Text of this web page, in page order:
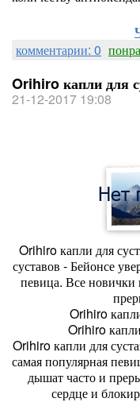
комментарии: 0
Orihiro капли для
21-12-2017 19:08
Orihiro капли для
суставов - Бейонсе
певица. Все новички
Orihiro
Orihiro
Orihiro капли для
самая популярная
дышат часто и
сердце и